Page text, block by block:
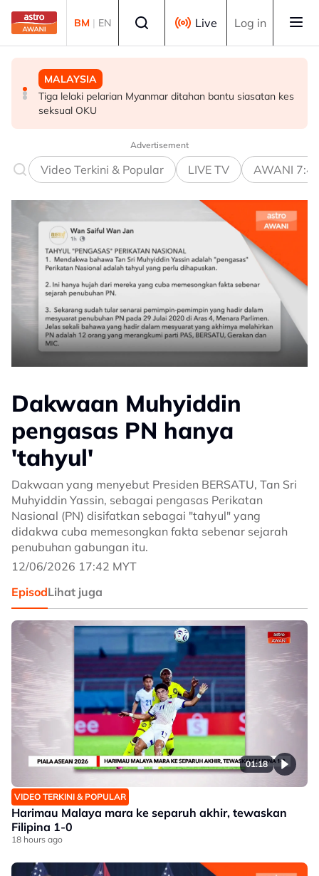
Skip to main content
BM | EN Live Log in
MALAYSIA
Tiga lelaki pelarian Myanmar ditahan bantu siasatan kes
seksual OKU
POLITIK
PRU16: PH perlu bersedia jadi pembangkang, berisiko
hilang 28 kerusi - Penganalisis
POLITIK
PRN Melaka: PN sedia runding dengan BN - Ahmad
Samsuri
Advertisement
Video Terkini & Popular LIVE TV AWANI
Dakwaan Muhyiddin
pengasas PN hanya
'tahyul'
Dakwaan yang menyebut Presiden BERSATU, Tan Sri
Muhyiddin Yassin, sebagai pengasas Perikatan
Nasional (PN) disifatkan sebagai "tahyul" yang
didakwa cuba memesongkan fakta sebenar sejarah
penubuhan gabungan itu.
12/06/2026 17:42 MYT
EpisodLihat juga
01:18
VIDEO TERKINI & POPULAR
Harimau Malaya mara ke separuh akhir, tewaskan
Filipina 1-0
18 hours ago